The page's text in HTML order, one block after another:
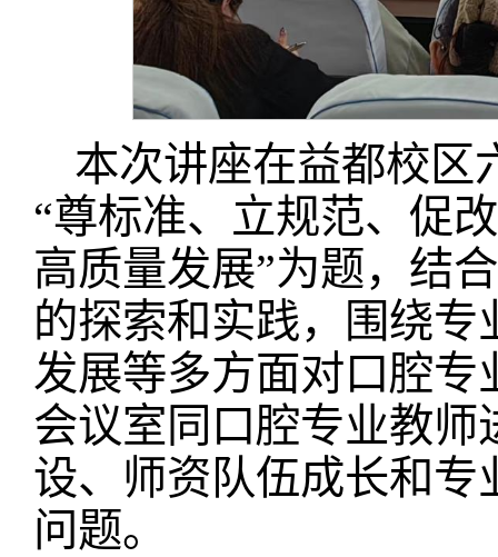
本次讲座在益都校区
“尊标准、立规范、促
高质量发展”为题，结
的探索和实践，围绕
发展等多方面对口腔专
会议室同口腔专业教
设、师资队伍成长和
问题。